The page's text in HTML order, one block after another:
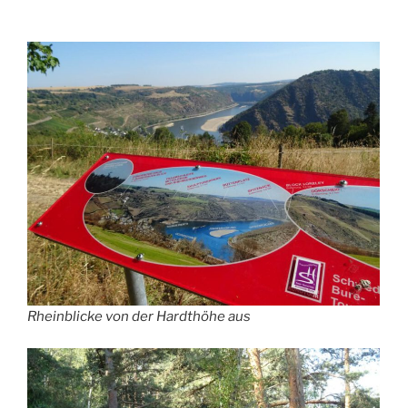
Rheinblicke von der Hardthöhe aus